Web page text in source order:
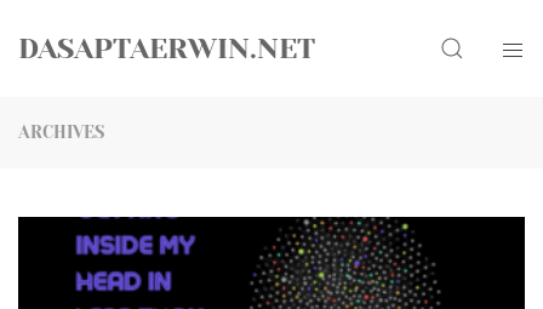
DASAPTAERWIN.NET Search
ARCHIVES